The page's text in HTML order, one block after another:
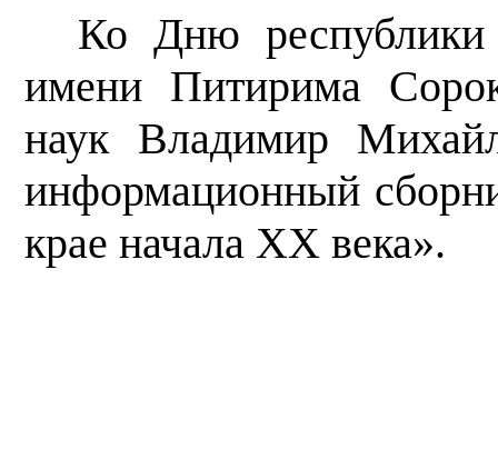
Ко Дню республики
имени Питирима
наук Владимир
информационный
крае начала XX века».